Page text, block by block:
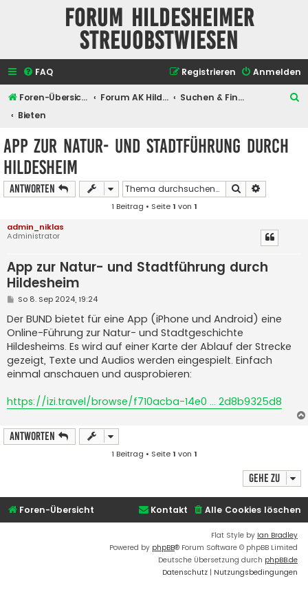
Forum Hildesheimer
Streuobstwiesen
FAQ Anmelden
Registrieren
Foren-Übersicht Forum AK Hildesheimer Streuobstwiesen
Suchen & Finden
Bieten
App zur Natur- und Stadtführung durch
Hildesheim
Antworten Suche
1 Beitrag • Seite1 von 1
admin_niklas
Administrator
App zur Natur- und Stadtführung durch
Hildesheim
B
i
t
r
a
g
So 8. Sep 2024, 19:24
Der BUND bietet für eine App (iPhone und Android) eine
Online-Führung zur Natur- und Stadtgeschichte
Hildesheims. Es wird auf einer Karte der Ablauf der Strecke
gezeigt, Texte und Audios werden eingespielt. Einfach
einmal anschauen und ausprobieren:
https://izi.travel/browse/f710acba-14e0 ... 2d8b9325d8
Antworten
1 Beitrag • Seite1 von 1
Gehe zu
Foren-Übersicht Alle Cookies löschen
Kontakt
Flat Style by Ian Bradley
Powered by phpBB® Forum Software © phpBB Limited
Deutsche Übersetzung durch phpBB.de
Datenschutz | Nutzungsbedingungen